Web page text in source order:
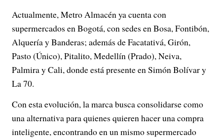
Actualmente, Metro Almacén ya cuenta con
supermercados en Bogotá, con sedes en Bosa, Fontibón,
Alquería y Banderas; además de Facatativá, Girón,
Pasto (Único), Pitalito, Medellín (Prado), Neiva,
Palmira y Cali, donde está presente en Simón Bolívar y
La 70.
Con esta evolución, la marca busca consolidarse como
una alternativa para quienes quieren hacer una compra
inteligente, encontrando en un mismo supermercado